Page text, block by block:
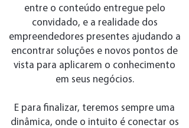
entre o conteúdo entregue pelo
convidado, e a realidade dos
empreendedores presentes ajudando a
encontrar soluções e novos pontos de
vista para aplicarem o conhecimento
em seus negócios.
E para finalizar, teremos sempre uma
dinâmica, onde o intuito é conectar os